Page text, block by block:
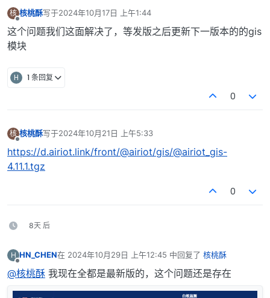
核
离线
核桃酥写于2024年10月17日 上午1:44
最后由 编辑
这个问题我们这面解决了，等发版之后更新下一版本的的gis
模块
H 1 条回复
0
核
离线
核桃酥写于2024年10月21日 上午5:33
最后由 编辑
https://d.airiot.link/front/@airiot/gis/@airiot_gis-
4.11.1.tgz
0
8天 后
H
离线
HN_CHEN在 2024年10月29日 上午12:45 中回复了 核桃酥
最后由 编辑
@核桃酥 我现在全都是最新版的，这个问题还是存在